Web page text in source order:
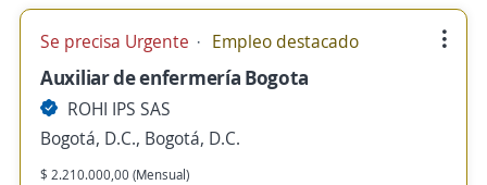
Se precisa Urgente Empleo destacado
Auxiliar de enfermería Bogota
ROHI IPS SAS
Bogotá, D.C., Bogotá, D.C.
$ 2.210.000,00 (Mensual)